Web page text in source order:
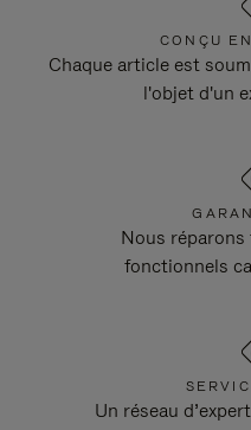
CONÇU
Chaque article est
l'objet d'un
Nous réparons
fonctionnels
Un réseau